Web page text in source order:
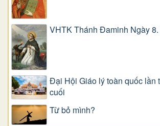
VHTK Thánh Đaminh Ngày 8.
Đại Hội Giáo lý toàn quốc lần
cuối
Từ bỏ mình?